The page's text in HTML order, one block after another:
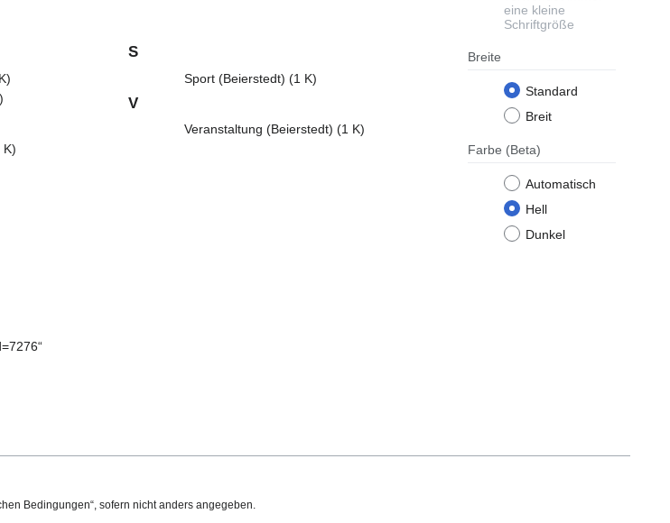
eine kleine
Schriftgröße
Breite
Standard
Breit
Farbe (Beta)
Automatisch
Hell
Dunkel
K)
S
Sport (Beierstedt) (1 K)
V
Veranstaltung (Beierstedt) (1 K)
“
Bedingungen“ , sofern nicht anders angegeben.